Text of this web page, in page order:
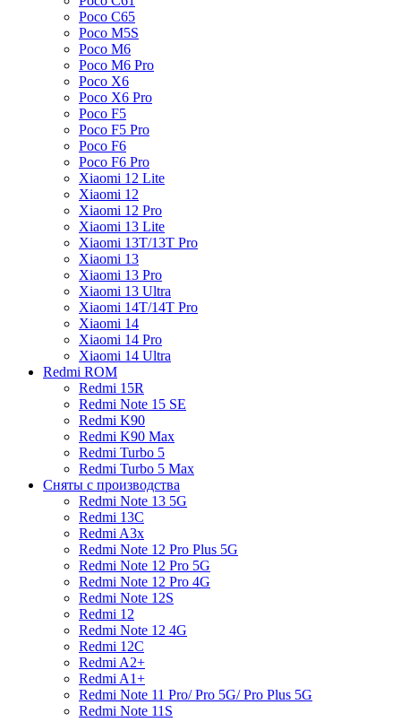
Poco C65
Poco M5S
Poco M6
Poco M6 Pro
Poco X6
Poco X6 Pro
Poco F5
Poco F5 Pro
Poco F6
Poco F6 Pro
Xiaomi 12 Lite
Xiaomi 12
Xiaomi 12 Pro
Xiaomi 13 Lite
Xiaomi 13T/13T Pro
Xiaomi 13
Xiaomi 13 Pro
Xiaomi 13 Ultra
Xiaomi 14T/14T Pro
Xiaomi 14
Xiaomi 14 Pro
Xiaomi 14 Ultra
Redmi ROM
Redmi 15R
Redmi Note 15 SE
Redmi K90
Redmi K90 Max
Redmi Turbo 5
Redmi Turbo 5 Max
Сняты с производства
Redmi Note 13 5G
Redmi 13C
Redmi A3x
Redmi Note 12 Pro Plus 5G
Redmi Note 12 Pro 5G
Redmi Note 12 Pro 4G
Redmi Note 12S
Redmi 12
Redmi Note 12 4G
Redmi 12C
Redmi A2+
Redmi A1+
Redmi Note 11 Pro/ Pro 5G/ Pro Plus 5G
Redmi Note 11S